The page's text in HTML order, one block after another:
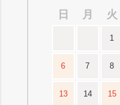
日
月 火
1
6 7 8
13 14 15